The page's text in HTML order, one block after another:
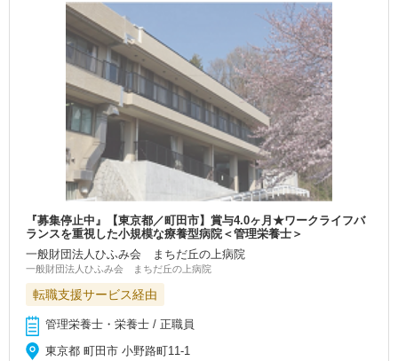
『募集停止中』【東京都／町田市】賞与4.0ヶ月★ワークライフバ
ランスを重視した小規模な療養型病院＜管理栄養士＞
一般財団法人ひふみ会 まちだ丘の上病院
一般財団法人ひふみ会 まちだ丘の上病院
転職支援サービス経由
管理栄養士・栄養士 / 正職員
東京都 町田市 小野路町11-1